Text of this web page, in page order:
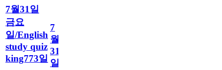
7월31일
금요
일/English
study quiz
king773일
7
월
31
일